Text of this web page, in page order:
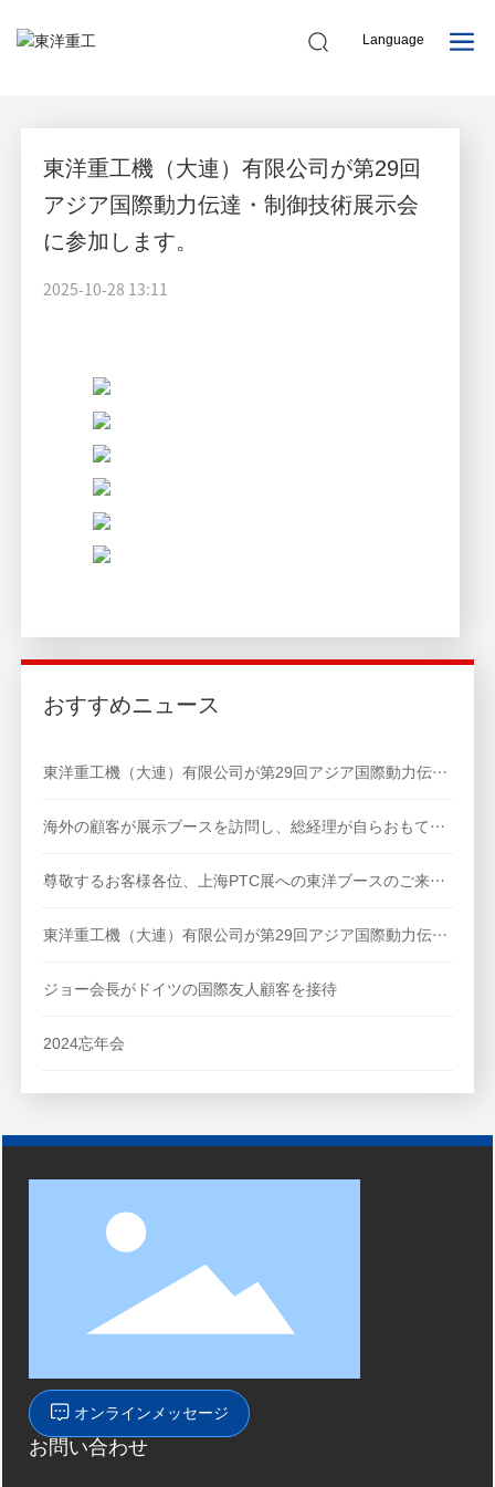
Language
English
日本語
企業動態 業種動態
東洋重工機（大連）有限公司が第29回
アジア国際動力伝達・制御技術展示会
に参加します。
2025-10-28 13:11
おすすめニュース
東洋重工機（大連）有限公司が第29回アジア国際動力伝達・制御技術展示会に参加します。
海外の顧客が展示ブースを訪問し、総経理が自らおもてなしを行い、通訳がブースでのやり取りをサポートしました。
尊敬するお客様各位、上海PTC展への東洋ブースのご来場を心よりお待ちしております。会長、総経理が技術チームおよび販売チームを率いて、皆様のお越しをお待ちしております。
東洋重工機（大連）有限公司が第29回アジア国際動力伝達・制御技術展示会に参加します。
ジョー会長がドイツの国際友人顧客を接待
2024忘年会
オンラインメッセージ
お問い合わせ